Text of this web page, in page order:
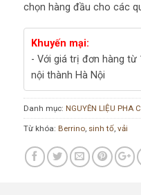
chọn hàng đầu cho các
Khuyến mại:
- Với giá trị đơn hàng từ
nội thành Hà Nội
Danh mục:NGUYÊN LIỆU PHA
Từ khóa:Berrino, sinh tố,vải